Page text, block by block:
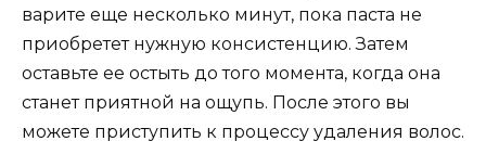
варите еще несколько минут, пока паста не
приобретет нужную консистенцию. Затем
оставьте ее остыть до того момента, когда она
станет приятной на ощупь. После этого вы
можете приступить к процессу удаления волос.